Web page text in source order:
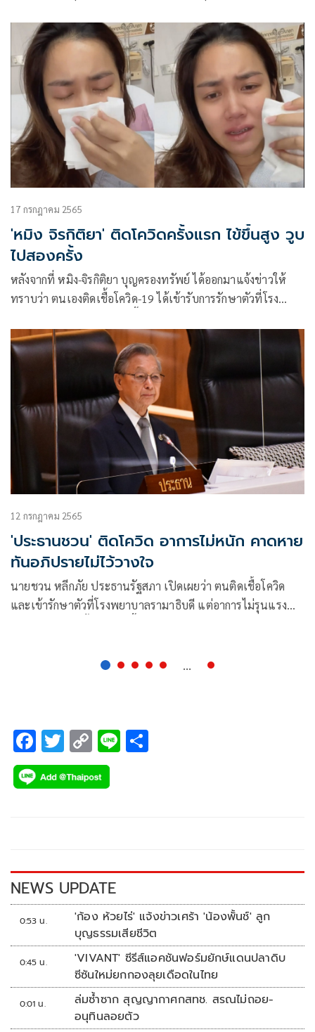
17 กรกฎาคม 2565
'หมิง จิรกิติยา' ติดโควิดครั้งแรก ไข้ขึ้นสูง วูบ
ไปสองครั้ง
หลังจากที่ หมิง-จิรกิติยา บุญครองทรัพย์ ได้ออกมาแจ้งข่าวให้
ทราบว่า ตนเองติดเชื้อโควิด-19 ได้เข้ารับการรักษาตัวที่โรง
กินไม่ได้ จึงคิดว่าถ้าอยู่ในมือคุณหมอก็จะปลอดภัยที่สุด
12 กรกฎาคม 2565
'ประธานชวน' ติดโควิด อาการไม่หนัก คาดหาย
ทันอภิปรายไม่ไว้วางใจ
นายชวน หลีกภัย ประธานรัฐสภา เปิดเผยว่า ตนติดเชื้อโควิด
และเข้ารักษาตัวที่โรงพยาบาลรามาธิบดี แต่อาการไม่รุนแรง
...
F
ac
e
k
T
wi
tt
C
o
p
k
Li
NEWS UPDATE
0:53 น.
'ก้อง ห้วยไร่' แจ้งข่าวเศร้า 'น้องพั้นช์' ลูก
บุญธรรมเสียชีวิต
0:45 น.
'VIVANT' ซีรีส์แอคชันฟอร์มยักษ์แดนปลาดิบ
ซีซันใหม่ยกกองลุยเดือดในไทย
0:01 น.
ล่มซ้ำซาก สุญญากาศกสทช. สรณไม่ถอย-
อนุทินลอยตัว